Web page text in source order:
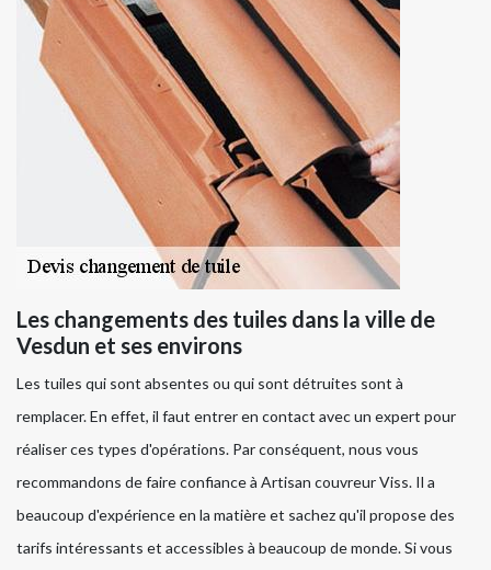
Les changements des tuiles dans la ville de
Vesdun et ses environs
Les tuiles qui sont absentes ou qui sont détruites sont à
remplacer. En effet, il faut entrer en contact avec un expert pour
réaliser ces types d'opérations. Par conséquent, nous vous
recommandons de faire confiance à Artisan couvreur Viss. Il a
beaucoup d'expérience en la matière et sachez qu'il propose des
tarifs intéressants et accessibles à beaucoup de monde. Si vous